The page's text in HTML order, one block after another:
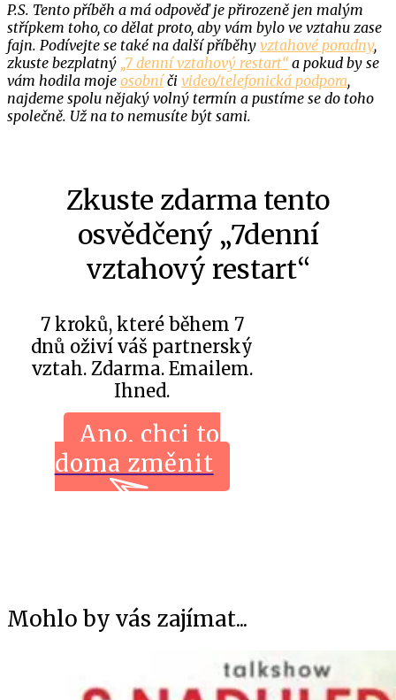
P.S. Tento příběh a má odpověď je přirozeně jen malým
střípkem toho, co dělat proto, aby vám bylo ve vztahu zase
fajn. Podívejte se také na další příběhy vztahové poradny,
zkuste bezplatný „7 denní vztahový restart“a pokud by se
vám hodila moje osobníči video/telefonická podpora,
najdeme spolu nějaký volný termín a pustíme se do toho
společně. Už na to nemusíte být sami.
Zkuste zdarma tento
osvědčený „7denní
vztahový restart“
7 kroků, které během 7
dnů oživí váš partnerský
vztah. Zdarma. Emailem.
Ihned.
Ano, chci to
doma změnit
Mohlo by vás zajímat...